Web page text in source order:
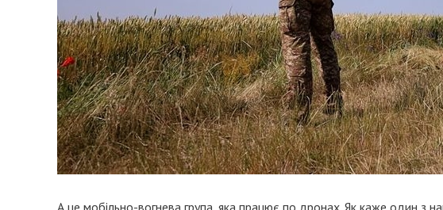
А це мобільно-вогнева група, яка працює по дронах. Як каже один з